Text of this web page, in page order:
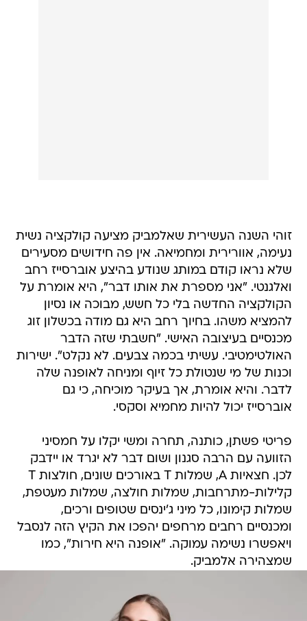
זוהי השנה העשירית שאלמביק מציעה קולקציה נשית
נעימה, אוורירית ומחמיאה. אין פה חידושים מסעירים
שלא נראו קודם במותג שנודע בהיצע אוברסייז רחב
ואלגנטי. "אני מספרת את אותו דבר", היא אומרת על
הקולקציה החדשה בלי כל חשש, מבוכה או נסיון
להמציא משהו. בחיוך רחב היא גם מודה בכשלון זוג
מכנסיים בעיצובה האישי. "חשבתי שזה הדבר
האולטימטיבי. עשיתי בכמה צבעים. לא נקלט". ישירות
וכנות של מי שנטולת כל זיוף ומניחה לאופנה שלה
לדבר. והיא אומרת, אך בעיקר מוכיחה, כי גם
אוברסייז יכול להיות מחמיא וסקסי.
פריטי פשתן, כותנה, תחרה ומשי יקלו על חמסיני
הזוועה עם הרבה סגנון ושום דבר לא יגרד או יידבק
לכן. חצאיות A, שמלות T באורכים שונים, חולצות T
קלילות-מתרחבות, שמלות חולצה, שמלות מעטפת,
שמלות קימונו, כל מיני ג'ינסים שטופים ורכים,
ומכנסיים רחבים מרחפים יהפכו את הקיץ הזה לנסבל
ויאפשרו נשימה עמוקה. "אופנה היא חירות", כמו
שמצהירה אלמביק.